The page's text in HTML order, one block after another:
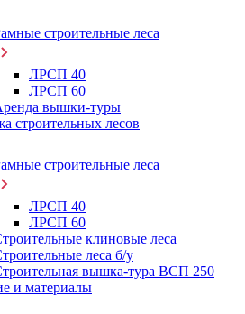
строительные леса
ЛРСП 40
ЛРСП 60
вышки-туры
строительных лесов
строительные леса
ЛРСП 40
ЛРСП 60
клиновые леса
леса б/у
вышка-тура ВСП 250
и материалы